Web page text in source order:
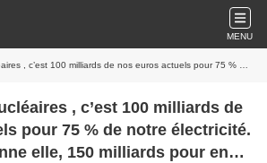
MENU
nos euros actuels pour 75 % de notre électricité. La facture éolienne elle, 150 milliards pour en fournir 8% s’il y a du vent
, c’est 100 milliards de
pour 75 % de notre électricité.
elle, 150 milliards pour en